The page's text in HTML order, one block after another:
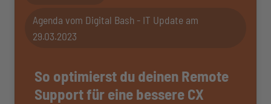
Agenda vom Digital Bash - IT Update am
29.03.2023
So optimierst du deinen Remote
Support für eine bessere CX